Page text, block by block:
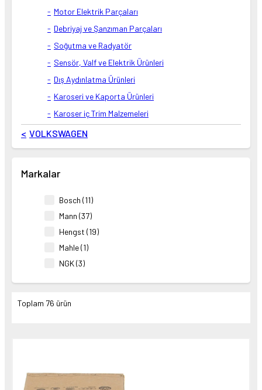
Motor Elektrik Parçaları
Debriyaj ve Şanzıman Parçaları
Soğutma ve Radyatör
Sensör, Valf ve Elektrik Ürünleri
Dış Aydınlatma Ürünleri
Karoseri ve Kaporta Ürünleri
Karoser iç Trim Malzemeleri
VOLKSWAGEN
Markalar
Bosch (11)
Mann (37)
Hengst (19)
Mahle (1)
NGK (3)
Toplam 76 ürün